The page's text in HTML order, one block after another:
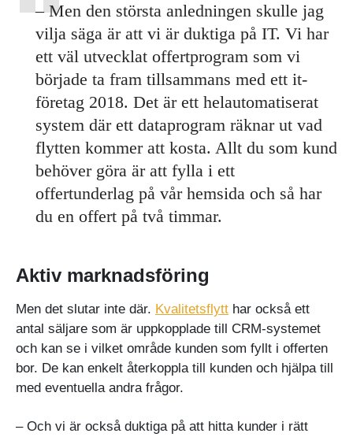
– Men den största anledningen skulle jag
vilja säga är att vi är duktiga på IT. Vi har
ett väl utvecklat offertprogram som vi
började ta fram tillsammans med ett it-
företag 2018. Det är ett helautomatiserat
system där ett dataprogram räknar ut vad
flytten kommer att kosta. Allt du som kund
behöver göra är att fylla i ett
offertunderlag på vår hemsida och så har
du en offert på två timmar.
Aktiv marknadsföring
Men det slutar inte där. Kvalitetsflytt har också ett
antal säljare som är uppkopplade till CRM-systemet
och kan se i vilket område kunden som fyllt i offerten
bor. De kan enkelt återkoppla till kunden och hjälpa till
med eventuella andra frågor.
– Och vi är också duktiga på att hitta kunder i rätt